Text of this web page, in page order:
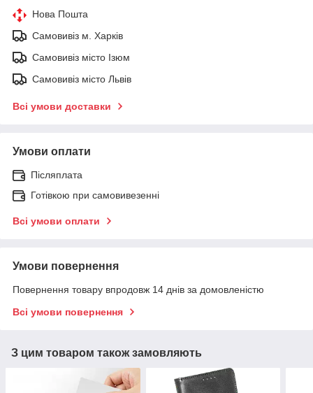
Нова Пошта
Самовивіз м. Харків
Самовивіз місто Ізюм
Самовивіз місто Львів
Всі умови доставки
Умови оплати
Післяплата
Готівкою при самовивезенні
Всі умови оплати
Умови повернення
Повернення товару впродовж 14 днів за домовленістю
Всі умови повернення
З цим товаром також замовляють